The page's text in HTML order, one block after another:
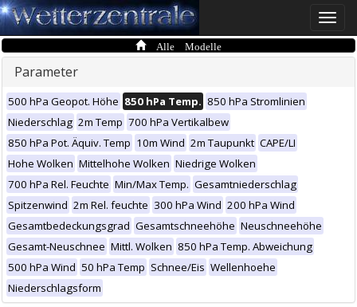
Toggle
Alle Modelle
Parameter
500 hPa Geopot. Höhe 850 hPa Temp. 850 hPa Stromlinien
Niederschlag 2m Temp 700 hPa Vertikalbew
850 hPa Pot. Äquiv. Temp 10m Wind 2m Taupunkt CAPE/LI
Hohe Wolken Mittelhohe Wolken Niedrige Wolken
700 hPa Rel. Feuchte Min/Max Temp. Gesamtniederschlag
Spitzenwind 2m Rel. feuchte 300 hPa Wind 200 hPa Wind
Gesamtbedeckungsgrad Gesamtschneehöhe Neuschneehöhe
Gesamt-Neuschnee Mittl. Wolken 850 hPa Temp. Abweichung
500 hPa Wind 50 hPa Temp Schnee/Eis Wellenhoehe
Niederschlagsform